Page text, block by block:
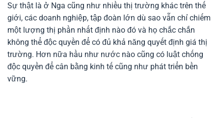
Sự thật là ở Nga cũng như nhiều thị trường khác trên thế
giới, các doanh nghiệp, tập đoàn lớn dù sao vẫn chỉ chiếm
một lượng thị phần nhất định nào đó và họ chắc chắn
không thể độc quyền để có đủ khả năng quyết định giá thị
trường. Hơn nữa hầu như nước nào cũng có luật chống
độc quyền để cân bằng kinh tế cũng như phát triển bền
vững.